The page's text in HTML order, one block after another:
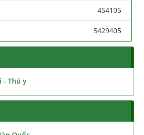
454105
5429405
- Thú y